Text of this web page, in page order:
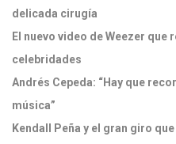
delicada cirugía
El nuevo video de Weezer que
celebridades
Andrés Cepeda: “Hay que
música”
Kendall Peña y el gran giro